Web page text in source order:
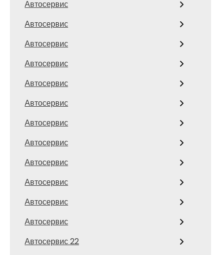
Автосервис
Автосервис
Автосервис
Автосервис
Автосервис
Автосервис
Автосервис
Автосервис
Автосервис
Автосервис
Автосервис
Автосервис
Автосервис 22